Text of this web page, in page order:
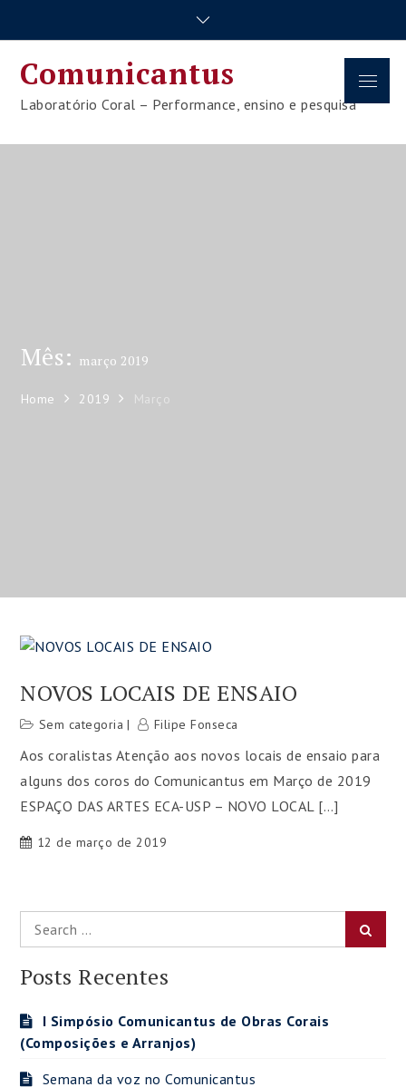
Comunicantus
Laboratório Coral – Performance, ensino e pesquisa
Menu
Mês: março 2019
Home 2019 Março
NOVOS LOCAIS DE ENSAIO
Sem categoria Filipe Fonseca
Aos coralistas Atenção aos novos locais de ensaio para
alguns dos coros do Comunicantus em Março de 2019
ESPAÇO DAS ARTES ECA-USP – NOVO LOCAL […]
12 de março de 2019
Search
for:
Posts Recentes
I Simpósio Comunicantus de Obras Corais
(Composições e Arranjos)
Semana da voz no Comunicantus